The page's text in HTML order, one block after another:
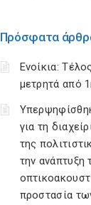
Πρόσφατα
Ενοίκια:
μετρητά από
για τη
της
την ανάπτυξη
προστασία